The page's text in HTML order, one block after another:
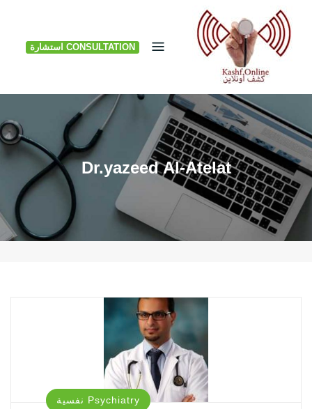
Skip
content
CONSULTATION استشارة
Dr.yazeed Al-Atelat
Psychiatry نفسية‏